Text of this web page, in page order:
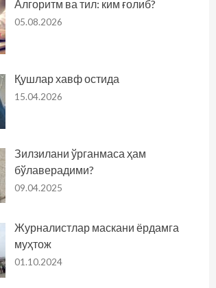
Алгоритм ва тил: ким ғолиб?
05.08.2026
Қушлар хавф остида
15.04.2026
Зилзилани ўрганмаса ҳам
бўлаверадими?
09.04.2025
Журналистлар маскани ёрдамга
муҳтож
01.10.2024